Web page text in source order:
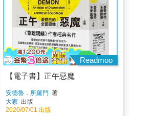
Readmoo
【電子書】正午惡魔
安德魯．所羅門 著
大家 出版
2020/07/01 出版